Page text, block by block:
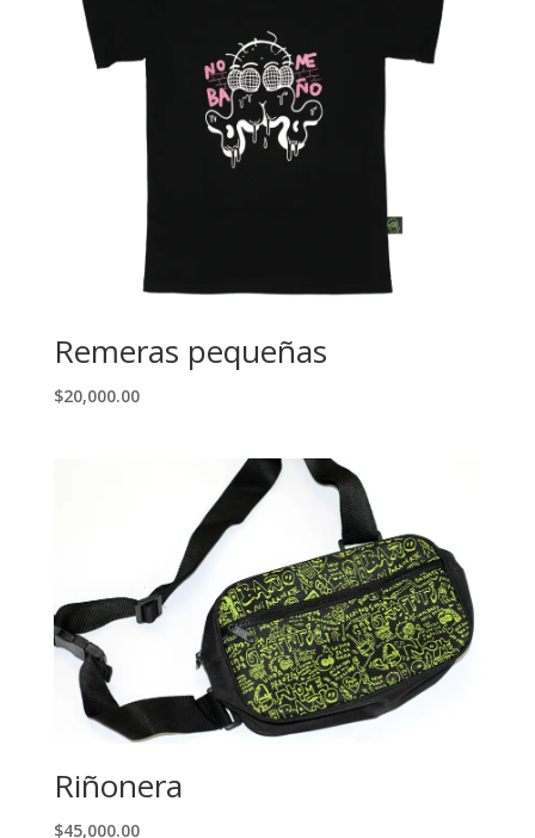
Remeras pequeñas
$20,000.00
Riñonera
$45,000.00